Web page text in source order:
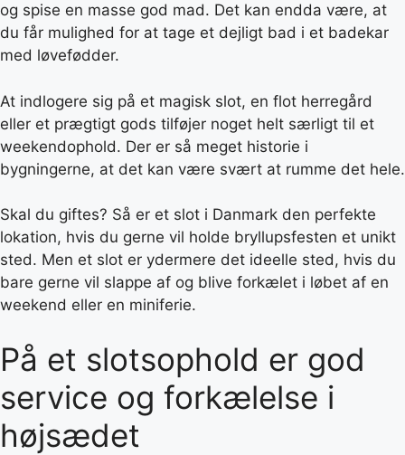
og spise en masse god mad. Det kan endda være, at
du får mulighed for at tage et dejligt bad i et badekar
med løvefødder.
At indlogere sig på et magisk slot, en flot herregård
eller et prægtigt gods tilføjer noget helt særligt til et
weekendophold. Der er så meget historie i
bygningerne, at det kan være svært at rumme det hele.
Skal du giftes? Så er et slot i Danmark den perfekte
lokation, hvis du gerne vil holde bryllupsfesten et unikt
sted. Men et slot er ydermere det ideelle sted, hvis du
bare gerne vil slappe af og blive forkælet i løbet af en
weekend eller en miniferie.
På et slotsophold er god
service og forkælelse i
højsædet